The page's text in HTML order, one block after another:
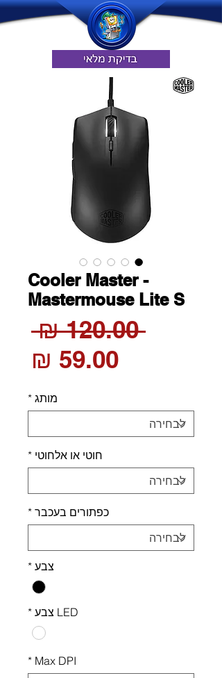
Cooler Master -
Mastermouse Lite S
‏120.00 ‏₪
מותג *
חוטי או אלחוטי *
כפתורים בעכבר *
צבע *
LED צבע *
Max DPI
*